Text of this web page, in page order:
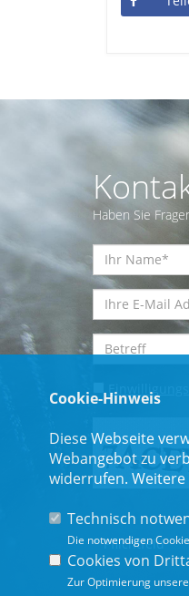
Haben Sie
* Pflichtfeld
Cookie-Hinweis
Diese Webseite
Webangebot zu
widerrufen.
Technisch
Die notwendigen
Cookies von
Zur Optimierung